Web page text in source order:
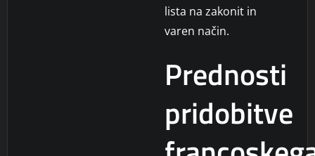
lista na zakonit in
varen način.
Prednosti
pridobitve